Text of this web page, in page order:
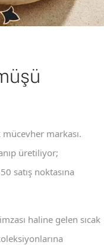
markası.
üretiliyor;
satış noktasına
haline gelen sıcak